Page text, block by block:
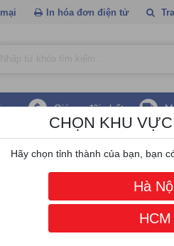
In hóa đơn điện tử
Giá ưu đãi nhất
tra điện
CHỌN KHU
Hãy chọn tỉnh thành của bạn, bạn
Hà
HCM